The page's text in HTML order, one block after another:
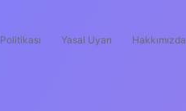
Yasal Uyarı Hakkımızda